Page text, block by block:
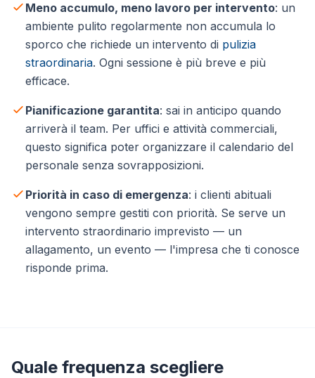
Meno accumulo, meno lavoro per intervento: un
ambiente pulito regolarmente non accumula lo
sporco che richiede un intervento di pulizia
straordinaria. Ogni sessione è più breve e più
efficace.
Pianificazione garantita: sai in anticipo quando
arriverà il team. Per uffici e attività commerciali,
questo significa poter organizzare il calendario del
personale senza sovrapposizioni.
Priorità in caso di emergenza: i clienti abituali
vengono sempre gestiti con priorità. Se serve un
intervento straordinario imprevisto — un
allagamento, un evento — l'impresa che ti conosce
risponde prima.
Quale frequenza scegliere